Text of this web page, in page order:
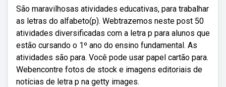
São maravilhosas atividades educativas, para trabalhar
as letras do alfabeto(p). Webtrazemos neste post 50
atividades diversificadas com a letra p para alunos que
estão cursando o 1º ano do ensino fundamental. As
atividades são para. Você pode usar papel cartão para.
Webencontre fotos de stock e imagens editoriais de
notícias de letra p na getty images.